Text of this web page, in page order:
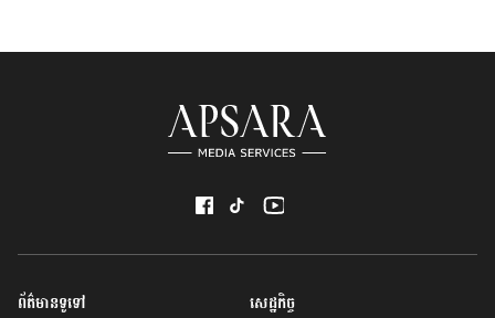
ព័ត៌មានទូទៅ សេដ្ឋកិច្ច